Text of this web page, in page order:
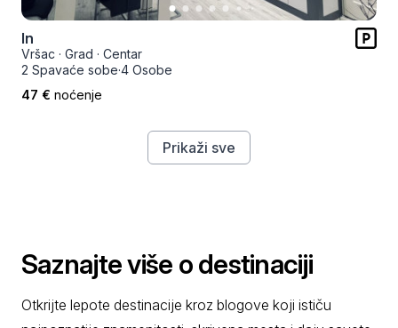
In
Vršac · Grad · Centar
2 Spavaće sobe·4 Osobe
47 € noćenje
Prikaži sve
Saznajte više o destinaciji
Otkrijte lepote destinacije kroz blogove koji ističu